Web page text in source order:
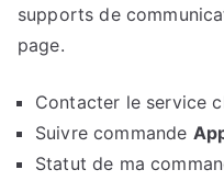
supports de
page.
Contacter le service
Suivre commande
Statut de ma